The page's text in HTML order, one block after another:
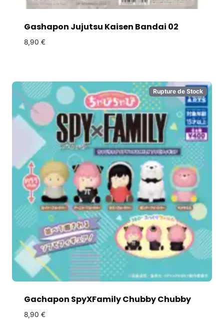
Gashapon Jujutsu Kaisen Bandai 02
8,90 €
Rupture de Stock
Gachapon SpyXFamily Chubby Chubby
8,90 €